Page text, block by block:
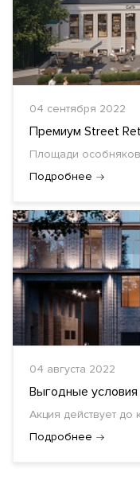
04 сентября 2022
Премиум Street
Площади
Подробнее
04 августа 2022
Выгодные условия
Акция действует до
Подробнее